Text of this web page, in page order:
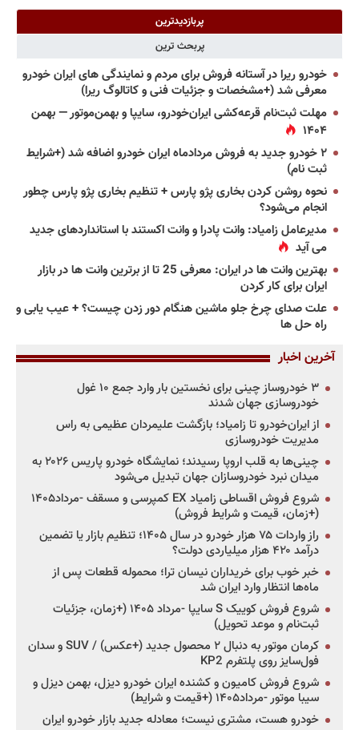
پربازدیدترین
پربحث ترین
خودرو ریرا در آستانه فروش برای مردم و نمایندگی های ایران خودرو
معرفی شد (+مشخصات و جزئیات فنی و کاتالوگ ریرا)
مهلت ثبت‌نام قرعه‌کشی ایران‌خودرو، سایپا و بهمن‌موتور — بهمن
۱۴۰۴
۲ خودرو جدید به فروش مردادماه ایران خودرو اضافه شد (+شرایط
ثبت نام)
نحوه روشن کردن بخاری پژو پارس + تنظیم بخاری پژو پارس چطور
انجام می‌شود؟
مدیرعامل زامیاد: وانت پادرا و وانت اکستند با استانداردهای جدید
می آید
بهترین وانت ها در ایران: معرفی 25 تا از برترین وانت ها در بازار
ایران برای کار کردن
علت صدای چرخ جلو ماشین هنگام دور زدن چیست؟ + عیب یابی و
راه حل ها
آخرین اخبار
۳ خودروساز چینی برای نخستین بار وارد جمع ۱۰ غول
خودروسازی جهان شدند
از ایران‌خودرو تا زامیاد؛ بازگشت علیمردان عظیمی به راس
مدیریت خودروسازی
چینی‌ها به قلب اروپا رسیدند؛ نمایشگاه خودرو پاریس ۲۰۲۶ به
میدان نبرد خودروسازان جهان تبدیل می‌شود
شروع فروش اقساطی زامیاد EX کمپرسی و مسقف -مرداد۱۴۰۵
(+زمان، قیمت و شرایط فروش)
راز واردات ۷۵ هزار خودرو در سال ۱۴۰۵؛ تنظیم بازار یا تضمین
درآمد ۴۲۰ هزار میلیاردی دولت؟
خبر خوب برای خریداران نیسان ترا؛ محموله قطعات پس از
ماه‌ها انتظار وارد ایران شد
شروع فروش کوییک S سایپا -مرداد ۱۴۰۵ (+زمان، جزئیات
ثبت‌نام و موعد تحویل)
کرمان موتور به دنبال ۲ محصول جدید (+عکس) / SUV و سدان
فول‌سایز روی پلتفرم KP2
شروع فروش کامیون و کشنده ایران خودرو دیزل، بهمن دیزل و
سیبا موتور -مرداد۱۴۰۵ (+قیمت و شرایط)
خودرو هست، مشتری نیست؛ معادله جدید بازار خودرو ایران